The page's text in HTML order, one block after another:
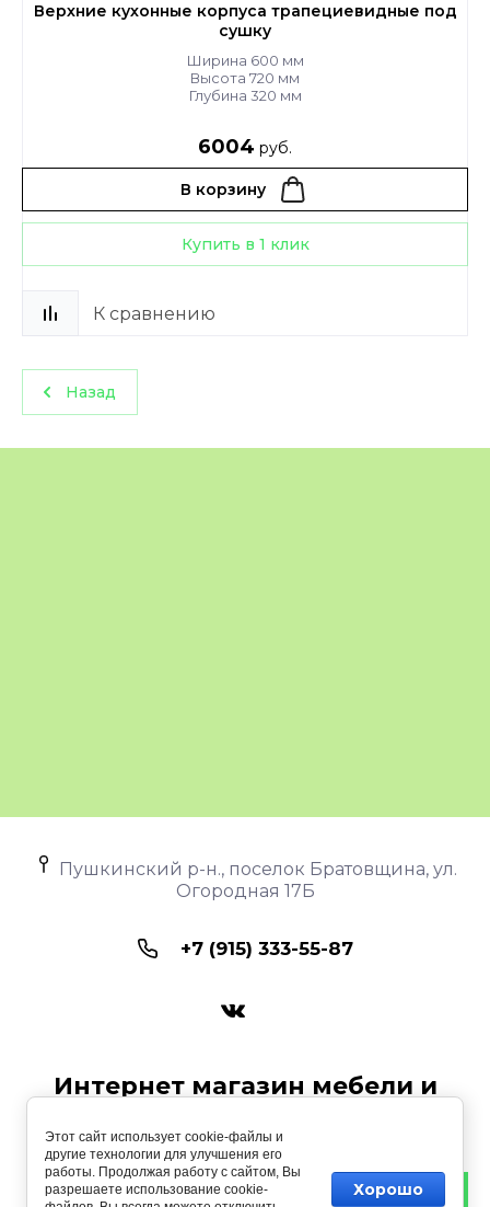
Верхние кухонные корпуса трапециевидные под
сушку
Ширина 600 мм
Высота 720 мм
Глубина 320 мм
6004 руб.
В корзину
Купить в 1 клик
К сравнению
Назад
Интернет магазин мебели и
Copyright © 2017 - 2026
Пушкинский р-н., поселок Братовщина, ул.
Огородная 17Б
+7 (915) 333-55-87
Этот сайт использует cookie-файлы и
другие технологии для улучшения его
работы. Продолжая работу с сайтом, Вы
разрешаете использование cookie-
Хорошо